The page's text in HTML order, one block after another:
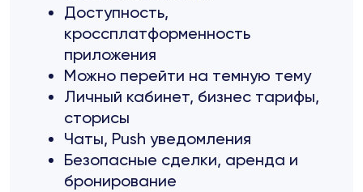
Доступность,
кроссплатформенность
приложения
Можно перейти на темную тему
Личный кабинет, бизнес тарифы,
сторисы
Чаты, Push уведомления
Безопасные сделки, аренда и
бронирование